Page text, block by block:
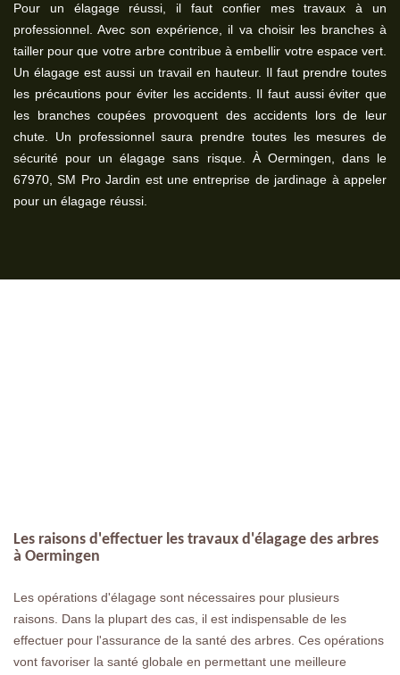
Pour un élagage réussi, il faut confier mes travaux à un
professionnel. Avec son expérience, il va choisir les branches à
tailler pour que votre arbre contribue à embellir votre espace vert.
Un élagage est aussi un travail en hauteur. Il faut prendre toutes
les précautions pour éviter les accidents. Il faut aussi éviter que
les branches coupées provoquent des accidents lors de leur
chute. Un professionnel saura prendre toutes les mesures de
sécurité pour un élagage sans risque. À Oermingen, dans le
67970, SM Pro Jardin est une entreprise de jardinage à appeler
pour un élagage réussi.
Les raisons d'effectuer les travaux d'élagage des arbres
à Oermingen
Les opérations d'élagage sont nécessaires pour plusieurs
raisons. Dans la plupart des cas, il est indispensable de les
effectuer pour l'assurance de la santé des arbres. Ces opérations
vont favoriser la santé globale en permettant une meilleure